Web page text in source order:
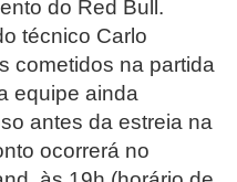
do Red Bull.
técnico Carlo
cometidos na partida
equipe ainda
antes da estreia na
ocorrerá no